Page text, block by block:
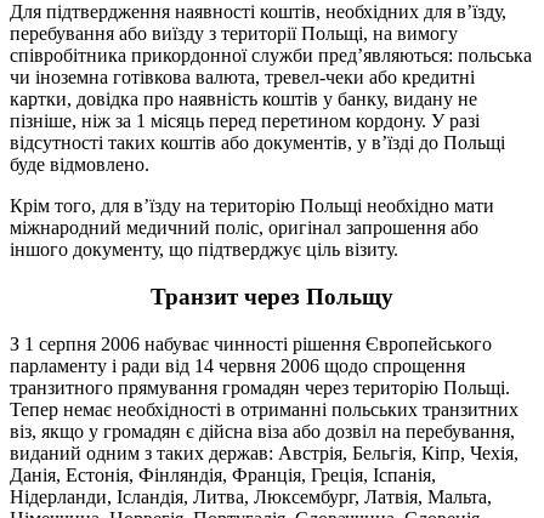
Для підтвердження наявності коштів, необхідних для в’їзду,
перебування або виїзду з території Польщі, на вимогу
співробітника прикордонної служби пред’являються: польська
чи іноземна готівкова валюта, тревел-чеки або кредитні
картки, довідка про наявність коштів у банку, видану не
пізніше, ніж за 1 місяць перед перетином кордону. У разі
відсутності таких коштів або документів, у в’їзді до Польщі
буде відмовлено.
Крім того, для в’їзду на територію Польщі необхідно мати
міжнародний медичний поліс, оригінал запрошення або
іншого документу, що підтверджує ціль візиту.
Транзит через Польщу
З 1 серпня 2006 набуває чинності рішення Європейського
парламенту і ради від 14 червня 2006 щодо спрощення
транзитного прямування громадян через територію Польщі.
Тепер немає необхідності в отриманні польських транзитних
віз, якщо у громадян є дійсна віза або дозвіл на перебування,
виданий одним з таких держав: Австрія, Бельгія, Кіпр, Чехія,
Данія, Естонія, Фінляндія, Франція, Греція, Іспанія,
Нідерланди, Ісландія, Литва, Люксембург, Латвія, Мальта,